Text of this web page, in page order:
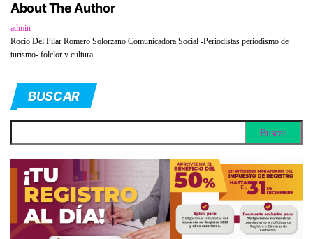
About The Author
admin
Rocio Del Pilar Romero Solorzano Comunicadora Social -Periodistas periodismo de
turismo- folclor y cultura.
BUSCAR